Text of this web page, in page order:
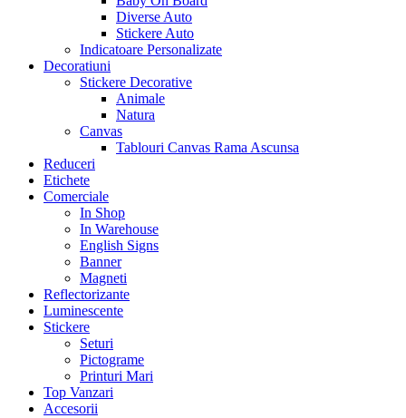
Diverse Auto
Stickere Auto
Indicatoare Personalizate
Decoratiuni
Stickere Decorative
Animale
Natura
Canvas
Tablouri Canvas Rama Ascunsa
Reduceri
Etichete
Comerciale
In Shop
In Warehouse
English Signs
Banner
Magneti
Reflectorizante
Luminescente
Stickere
Seturi
Pictograme
Printuri Mari
Top Vanzari
Accesorii